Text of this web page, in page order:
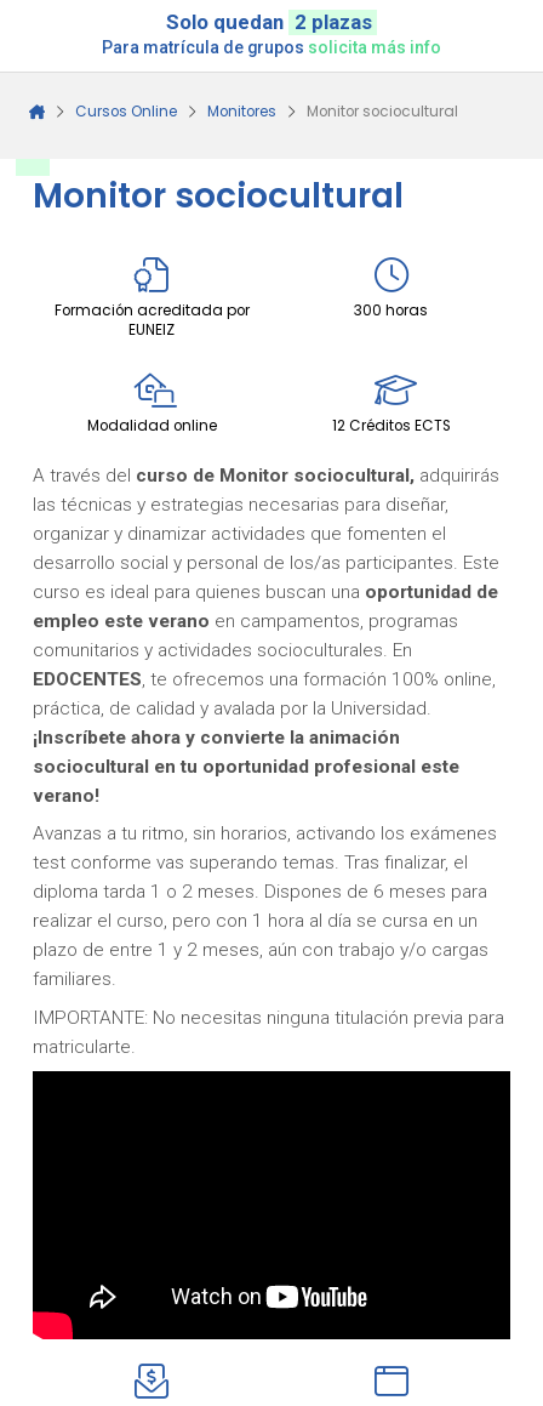
Monitor sociocultural
Formación acreditada por
EUNEIZ
300 horas
Modalidad online 12 Créditos ECTS
A través del curso de Monitor sociocultural, adquirirás
las técnicas y estrategias necesarias para diseñar,
organizar y dinamizar actividades que fomenten el
desarrollo social y personal de los/as participantes. Este
curso es ideal para quienes buscan una oportunidad de
empleo este verano en campamentos, programas
comunitarios y actividades socioculturales. En
EDOCENTES, te ofrecemos una formación 100% online,
práctica, de calidad y avalada por la Universidad.
¡Inscríbete ahora y convierte la animación
sociocultural en tu oportunidad profesional este
verano!
Avanzas a tu ritmo, sin horarios, activando los exámenes
test conforme vas superando temas. Tras finalizar, el
diploma tarda 1 o 2 meses. Dispones de 6 meses para
realizar el curso, pero con 1 hora al día se cursa en un
plazo de entre 1 y 2 meses, aún con trabajo y/o cargas
familiares.
IMPORTANTE: No necesitas ninguna titulación previa para
matricularte.
Solo quedan 2 plazas
Para matrícula de grupos solicita más info
Cursos Online Monitores Monitor sociocultural